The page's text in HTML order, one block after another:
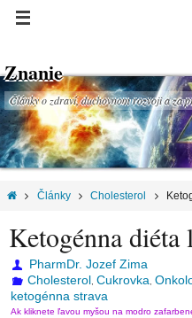
Znanie
Články o zdraví, duchovnom rozvoji a za
Články Cholesterol
Ketogénna diéta
PharmDr. Jozef Zima
Cholesterol ,Cukrovka ,
ketogénna strava
Ak kliknete ľavou myšou na modro